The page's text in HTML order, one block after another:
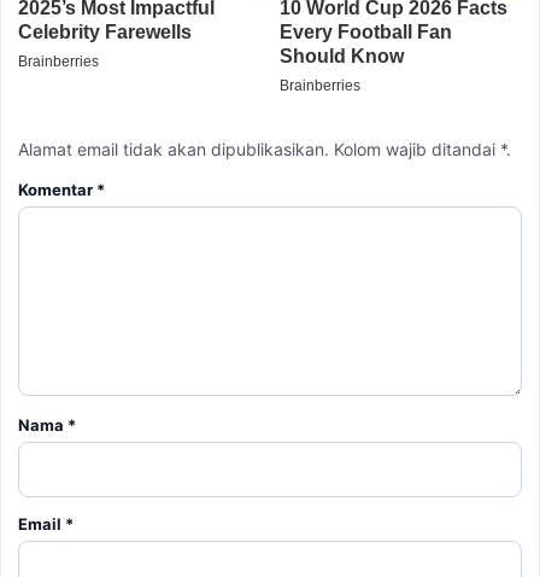
Alamat email tidak akan dipublikasikan. Kolom wajib ditandai *.
Komentar *
Nama *
Email *